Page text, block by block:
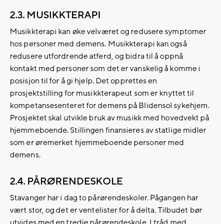
2.3. MUSIKKTERAPI
Musikkterapi kan øke velværet og redusere symptomer
hos personer med demens. Musikkterapi kan også
redusere utfordrende atferd, og bidra til å oppnå
kontakt med personer som det er vanskelig å komme i
posisjon til for å gi hjelp. Det opprettes en
prosjektstilling for musikkterapeut som er knyttet til
kompetansesenteret for demens på Blidensol sykehjem.
Prosjektet skal utvikle bruk av musikk med hovedvekt på
hjemmeboende. Stillingen finansieres av statlige midler
som er øremerket hjemmeboende personer med
demens.
2.4. PÅRØRENDESKOLE
Stavanger har i dag to pårørendeskoler. Pågangen har
vært stor, og det er ventelister for å delta. Tilbudet bør